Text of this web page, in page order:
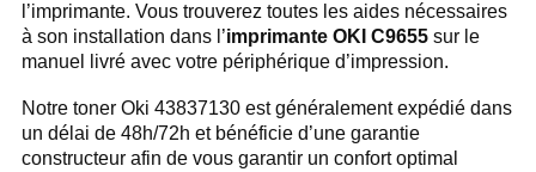
l’imprimante. Vous trouverez toutes les aides nécessaires
à son installation dans l’imprimante OKI C9655 sur le
manuel livré avec votre périphérique d’impression.
Notre toner Oki 43837130 est généralement expédié dans
un délai de 48h/72h et bénéficie d’une garantie
constructeur afin de vous garantir un confort optimal